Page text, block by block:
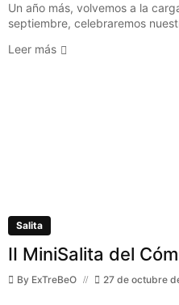
Un año más, volvemos a la
septiembre, celebraremos
Leer más
Salita
II MiniSalita del
By ExTreBeO 27 de octubre